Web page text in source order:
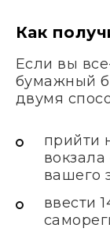
Как
Если вы
бумажный
двумя
прийти
вашего
ввести